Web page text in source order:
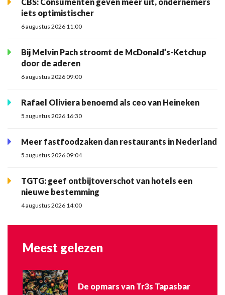
iets optimistischer
6 augustus 2026 11:00
Bij Melvin Pach stroomt de McDonald’s-Ketchup
door de aderen
6 augustus 2026 09:00
Rafael Oliviera benoemd als ceo van Heineken
5 augustus 2026 16:30
Meer fastfoodzaken dan restaurants in Nederland
5 augustus 2026 09:04
TGTG: geef ontbijtoverschot van hotels een
nieuwe bestemming
4 augustus 2026 14:00
Meest gelezen
De opmars van Tr3s Tapasbar